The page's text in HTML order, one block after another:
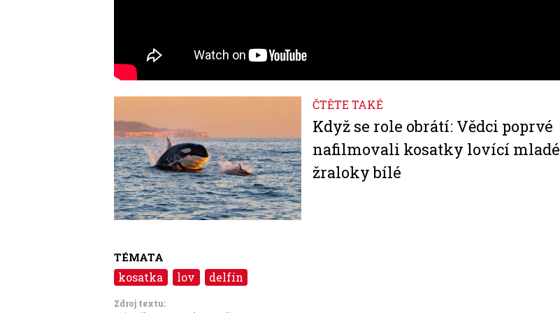
ČTĚTE TAKÉ
Když se role obrátí: Vědci poprvé
nafilmovali kosatky lovící mladé
žraloky bílé
TÉMATA
kosatka lov delfín
Zdroj textu: